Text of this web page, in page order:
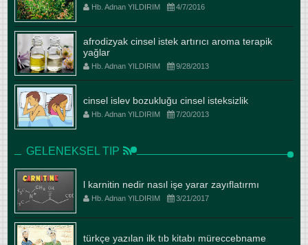
Hb. Adnan YILDIRIM 4/7/2016
afrodizyak cinsel istek artırıcı aroma terapik
yağlar
Hb. Adnan YILDIRIM 9/28/2013
cinsel islev bozukluğu cinsel isteksizlik
Hb. Adnan YILDIRIM 7/20/2013
GELENEKSEL TIP
l karnitin nedir nasıl işe yarar zayıflatırmı
Hb. Adnan YILDIRIM 3/21/2017
türkçe yazılan ilk tıb kitabı müreccebname